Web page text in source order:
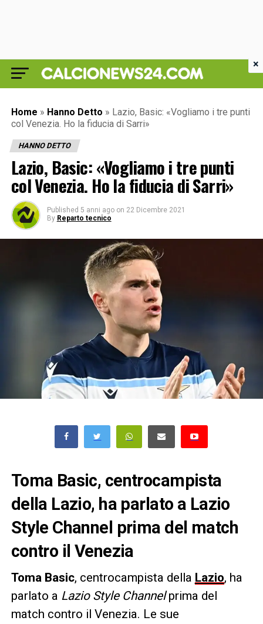
Home » Hanno Detto » Lazio, Basic: «Vogliamo i tre punti
col Venezia. Ho la fiducia di Sarri»
HANNO DETTO
Lazio, Basic: «Vogliamo i tre punti
col Venezia. Ho la fiducia di Sarri»
Published 5 anni ago on 22 Dicembre 2021
By Reparto tecnico
Toma Basic, centrocampista
della Lazio, ha parlato a Lazio
Style Channel prima del match
contro il Venezia
Toma Basic, centrocampista della Lazio, ha
parlato a Lazio Style Channelprima del
match contro il Venezia. Le sue
×